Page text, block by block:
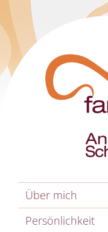
Über mich
Persönlichkeit